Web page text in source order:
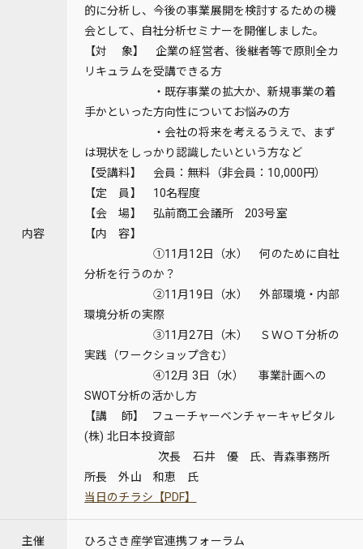
内容
的に分析し、今後の事業展開を検討するための機
会として、自社分析セミナーを開催しました。
【対 象】 企業の経営者、後継者等で原則全カ
リキュラムを受講できる方
・既存事業の拡大か、新規事業の着
手かといった方向性についてお悩みの方
・会社の将来を考えるうえで、まず
は現状をしっかり認識したいという方など
【受講料】 会員：無料（非会員：10,000円）
【定 員】 10名程度
【会 場】 弘前商工会議所 203号室
【内 容】
①11月12日（水） 何のために自社
分析を行うのか？
②11月19日（水） 外部環境・内部
環境分析の実際
③11月27日（木） ＳＷＯＴ分析の
実践（ワークショップ含む）
④12月 3日（水） 事業計画への
SWOT分析の活かし方
【講 師】 フューチャーベンチャーキャピタル
(株) 北日本投資部
次長 石井 優 氏、青森事務所
所長 外山 和恵 氏
当日のチラシ【PDF】
主催 ひろさき産学官連携フォーラム